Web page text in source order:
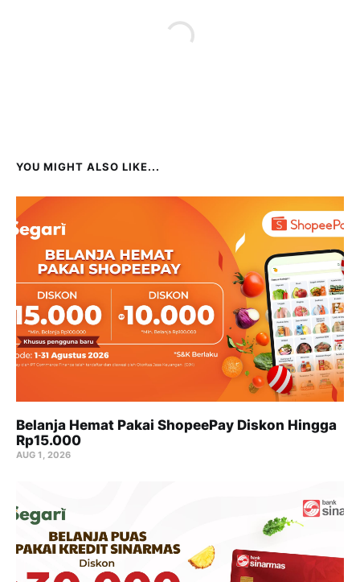
YOU MIGHT ALSO LIKE...
Belanja Hemat Pakai ShopeePay Diskon Hingga
Rp15.000
AUG 1, 2026